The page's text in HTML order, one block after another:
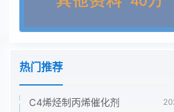
秋时一-台高速一一台低速,冬季时
冬季极大循环水最为38 000 m'/h
年平均背压一机两变频泵方案中 ,每
环水总水量50%的4.9 kPa。循环水
数为:Q= 5.28 m'/s,H=24.5
热门推荐
C4烯烃制丙烯催化剂